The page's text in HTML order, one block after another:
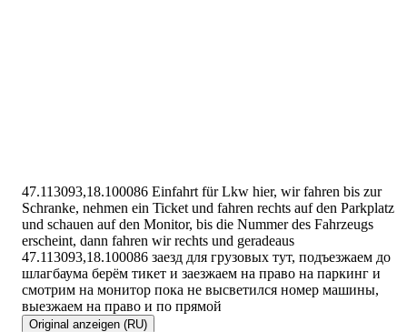
47.113093,18.100086 Einfahrt für Lkw hier, wir fahren bis zur
Schranke, nehmen ein Ticket und fahren rechts auf den Parkplatz
und schauen auf den Monitor, bis die Nummer des Fahrzeugs
erscheint, dann fahren wir rechts und geradeaus
47.113093,18.100086 заезд для грузовых тут, подъезжаем до
шлагбаума берём тикет и заезжаем на право на паркинг и
смотрим на монитор пока не высветился номер машины,
выезжаем на право и по прямой
Original anzeigen (RU)